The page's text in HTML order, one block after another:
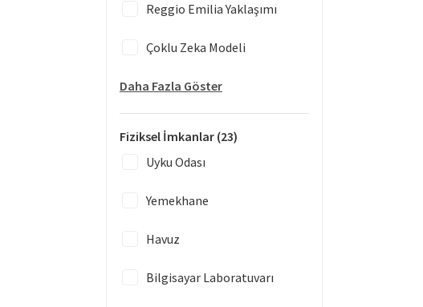
Reggio Emilia Yaklaşımı
Çoklu Zeka Modeli
Daha Fazla Göster
Fiziksel İmkanlar (23)
Uyku Odası
Yemekhane
Havuz
Bilgisayar Laboratuvarı